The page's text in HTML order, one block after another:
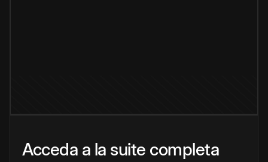
Acceda a la suite completa